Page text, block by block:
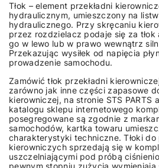
Tłok – element przekładni
hydraulicznym, umieszczony na
hydraulicznego. Przy skręcaniu
przez rozdzielacz podaje się za tłok
go w lewo lub w prawo wewnątrz
Przekazując wysiłek od napięcia
prowadzenie samochodu.
Zamówić tłok przekładni
zarówno jak inne części zapasowe
kierowniczej, na stronie STS PARTS
katalogu sklepu internetowego
posegregowane są zgodnie z
samochodów, kartka towaru
charakterystyki techniczne. Tłoki do
kierowniczych sprzedają się w
uszczelniającymi pod próbą